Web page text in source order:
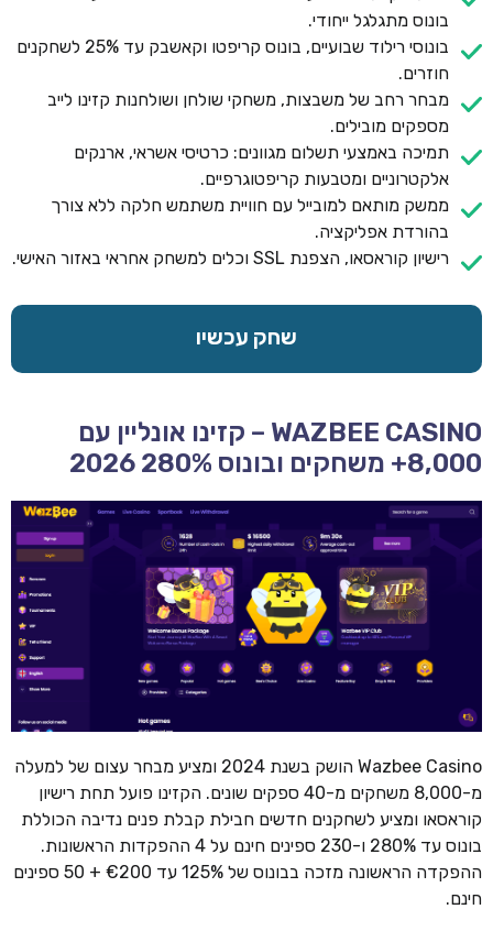
בונוס מתגלגל ייחודי.
בונוסי רילוד שבועיים, בונוס קריפטו וקאשבק עד 25% לשחקנים
חוזרים.
מבחר רחב של משבצות, משחקי שולחן ושולחנות קזינו לייב
מספקים מובילים.
תמיכה באמצעי תשלום מגוונים: כרטיסי אשראי, ארנקים
אלקטרוניים ומטבעות קריפטוגרפיים.
ממשק מותאם למובייל עם חוויית משתמש חלקה ללא צורך
בהורדת אפליקציה.
רישיון קוראסאו, הצפנת SSL וכלים למשחק אחראי באזור האישי.
שחק עכשיו
WAZBEE CASINO – קזינו אונליין עם
8,000+ משחקים ובונוס 280% 2026
Wazbee Casino הושק בשנת 2024 ומציע מבחר עצום של למעלה
מ-8,000 משחקים מ-40 ספקים שונים. הקזינו פועל תחת רישיון
קוראסאו ומציע לשחקנים חדשים חבילת קבלת פנים נדיבה הכוללת
בונוס עד 280% ו-230 ספינים חינם על 4 ההפקדות הראשונות.
ההפקדה הראשונה מזכה בבונוס של 125% עד €200 + 50 ספינים
חינם.